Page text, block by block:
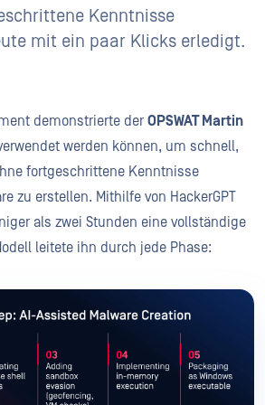
Kenntnisse
mit ein paar Klicks erledigt.
demonstrierte der OPSWAT Martin
werden können, um schnell,
fortgeschrittene Kenntnisse
zu erstellen. Mithilfe von HackerGPT
als zwei Stunden eine vollständige
leitete ihn durch jede Phase: